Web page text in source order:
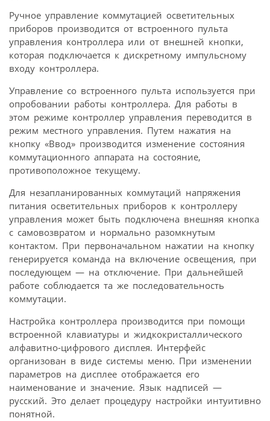
Ручное управление коммутацией осветительных
приборов производится от встроенного пульта
управления контроллера или от внешней кнопки,
которая подключается к дискретному импульсному
входу контроллера.
Управление со встроенного пульта используется при
опробовании работы контроллера. Для работы в
этом режиме контроллер управления переводится в
режим местного управления. Путем нажатия на
кнопку «Ввод» производится изменение состояния
коммутационного аппарата на состояние,
противоположное текущему.
Для незапланированных коммутаций напряжения
питания осветительных приборов к контроллеру
управления может быть подключена внешняя кнопка
с самовозвратом и нормально разомкнутым
контактом. При первоначальном нажатии на кнопку
генерируется команда на включение освещения, при
последующем — на отключение. При дальнейшей
работе соблюдается та же последовательность
коммутации.
Настройка контроллера производится при помощи
встроенной клавиатуры и жидкокристаллического
алфавитно-цифрового дисплея. Интерфейс
организован в виде системы меню. При изменении
параметров на дисплее отображается его
наименование и значение. Язык надписей —
русский. Это делает процедуру настройки интуитивно
понятной.